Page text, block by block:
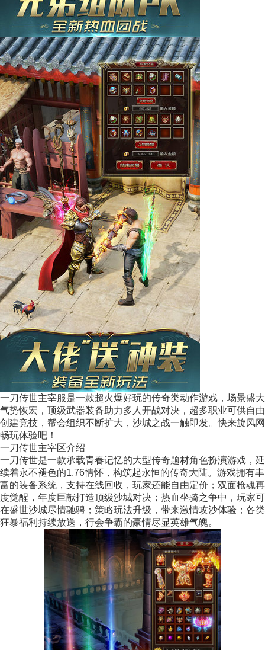
一刀传世主宰服是一款超火爆好玩的传奇类动作游戏，场景盛大
气势恢宏，顶级武器装备助力多人开战对决，超多职业可供自由
创建竞技，帮会组织不断扩大，沙城之战一触即发。快来旋风网
畅玩体验吧！
一刀传世主宰区介绍
一刀传世是一款承载青春记忆的大型传奇题材角色扮演游戏，延
续着永不褪色的1.76情怀，构筑起永恒的传奇大陆。游戏拥有丰
富的装备系统，支持在线回收，玩家还能自由定价；双面枪魂再
度觉醒，年度巨献打造顶级沙城对决；热血坐骑之争中，玩家可
在盛世沙城尽情驰骋；策略玩法升级，带来激情攻沙体验；各类
狂暴福利持续放送，行会争霸的豪情尽显英雄气魄。